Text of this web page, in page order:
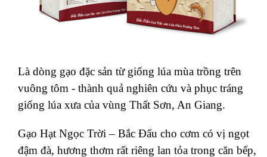
Là dòng gạo đặc sản từ giống lúa mùa trồng trên
vuông tôm - thành quả nghiên cứu và phục tráng
giống lúa xưa của vùng Thất Sơn, An Giang.
Gạo Hạt Ngọc Trời – Bắc Đẩu cho cơm có vị ngọt
đậm đà, hương thơm rất riêng lan tỏa trong căn bếp,